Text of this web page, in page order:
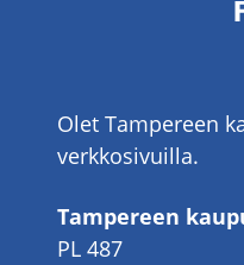
Olet Tampereen
verkkosivuilla.
Tampereen
PL 487